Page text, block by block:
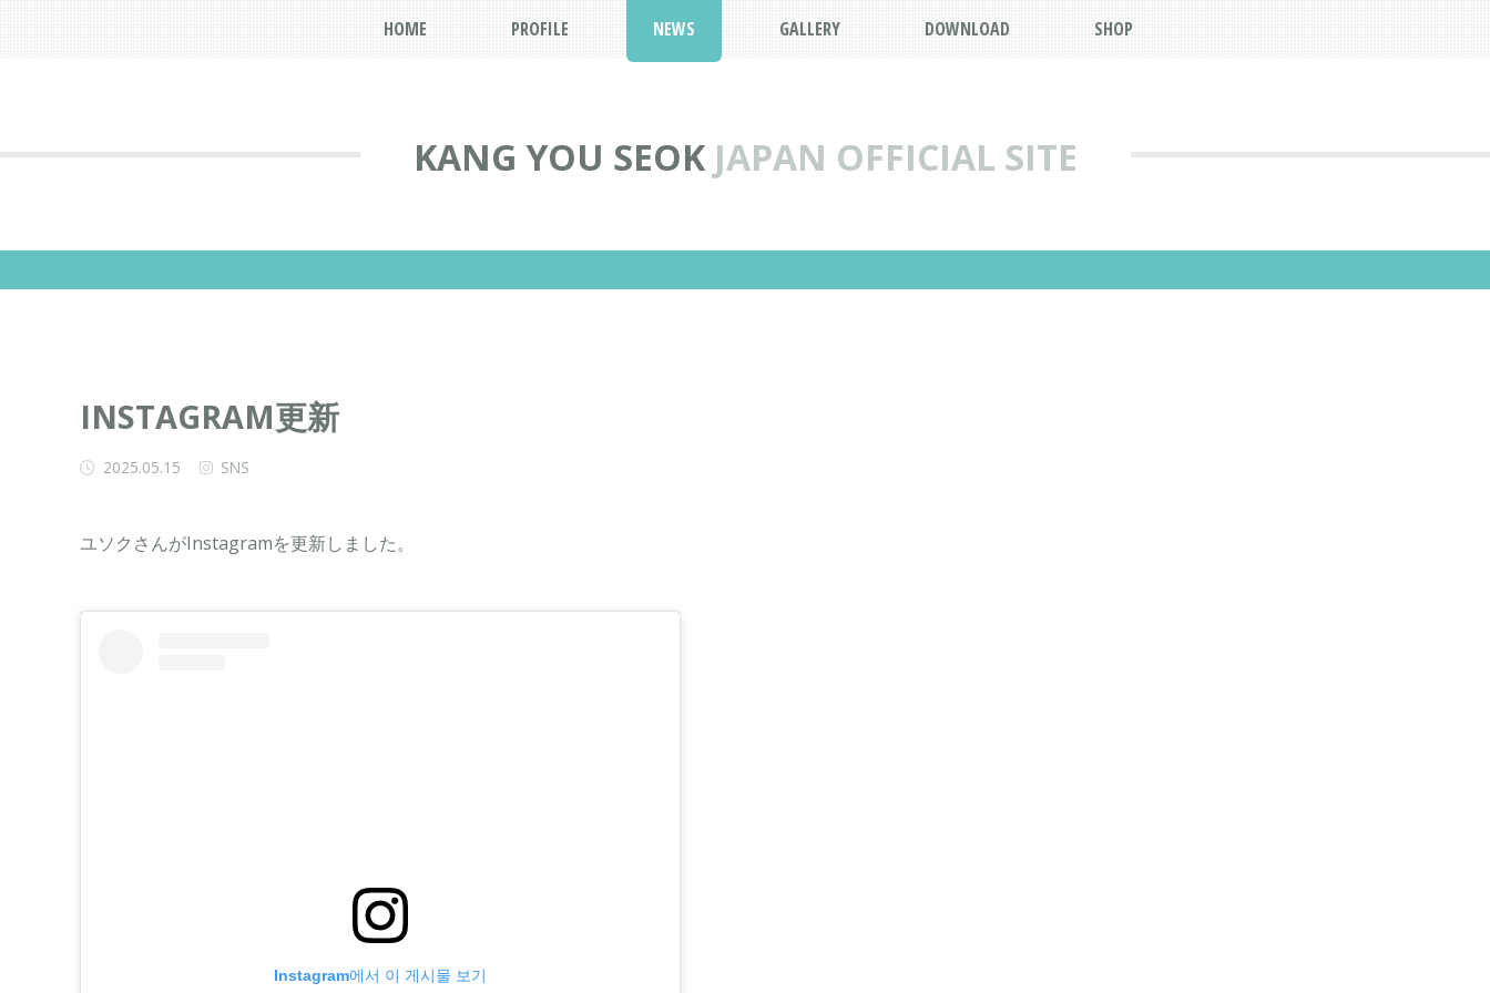
KANG YOU SEOK JAPAN OFFICIAL SITE
HOME PROFILE NEWS GALLERY DOWNLOAD SHOP
INSTAGRAM更新
2025.05.15 SNS
ユソクさんがInstagramを更新しました。
Instagram에서 이 게시물 보기